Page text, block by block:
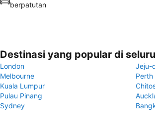
berpatutan
Destinasi yang popular di
London
Jeju-
Melbourne
Perth
Kuala Lumpur
Pulau Pinang
Sydney